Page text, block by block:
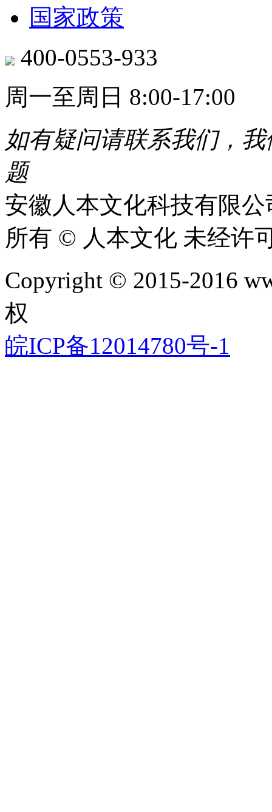
国家政策
400-0553-933
周一至周日 8:00-17:00
如有疑问请联系我们，
题​
安徽人本文化科技有限
所有 © 人本文化 未经许
Copyright © 2015-2016
权
皖ICP备12014780号-1